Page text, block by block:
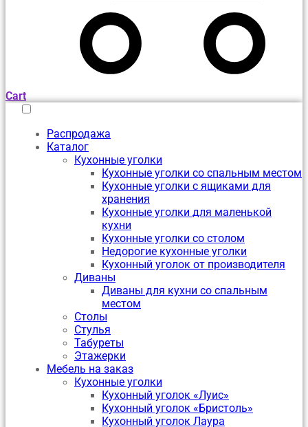
Cart
Распродажа
Каталог
Кухонные уголки
Кухонные уголки со спальным местом
Кухонные уголки с ящиками для
хранения
Кухонные уголки для маленькой
кухни
Кухонные уголки со столом
Недорогие кухонные уголки
Кухонный уголок от производителя
Диваны
Диваны для кухни со спальным
местом
Столы
Стулья
Табуреты
Этажерки
Мебель на заказ
Кухонные уголки
Кухонный уголок «Луис»
Кухонный уголок «Бристоль»
Кухонный уголок Лаура